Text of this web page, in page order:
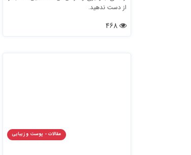
از دست ندهید.
مقالات - پوست و زیبایی